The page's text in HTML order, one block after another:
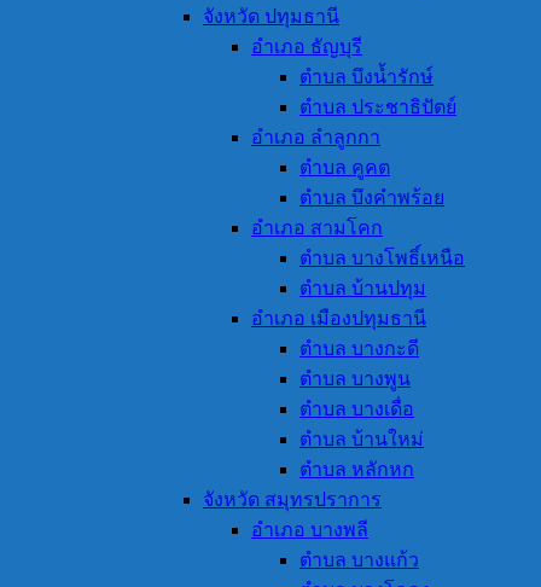
จังหวัด ปทุมธานี
อำเภอ ธัญบุรี
ตำบล บึงน้ำรักษ์
ตำบล ประชาธิปัตย์
อำเภอ ลำลูกกา
ตำบล คูคต
ตำบล บึงคำพร้อย
อำเภอ สามโคก
ตำบล บางโพธิ์เหนือ
ตำบล บ้านปทุม
อำเภอ เมืองปทุมธานี
ตำบล บางกะดี
ตำบล บางพูน
ตำบล บางเดื่อ
ตำบล บ้านใหม่
ตำบล หลักหก
จังหวัด สมุทรปราการ
อำเภอ บางพลี
ตำบล บางแก้ว